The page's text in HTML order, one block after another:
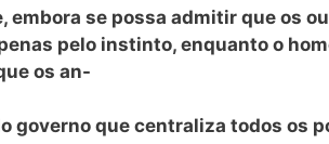
embora se possa admitir que os
pelo instinto, enquanto o
os an-
governo que centraliza todos os